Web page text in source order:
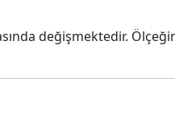
değişmektedir.